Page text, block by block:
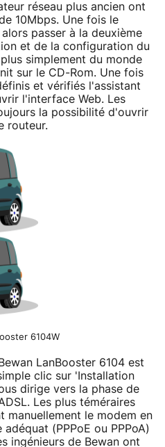
réseau plus ancien ont
10Mbps. Une fois le
passer à la deuxième
et de la configuration du
simplement du monde
sur le CD-Rom. Une fois
et vérifiés l'assistant
l'interface Web. Les
la possibilité d'ouvrir
routeur.
6104W
LanBooster 6104 est
clic sur 'Installation
dirige vers la phase de
Les plus téméraires
manuellement le modem en
(PPPoE ou PPPoA)
ingénieurs de Bewan ont